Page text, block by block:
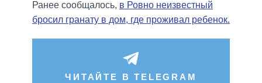
Ранее сообщалось, в Ровно неизвестный
бросил гранату в дом, где проживал ребенок.
ЧИТАЙТЕ В TELEGRAM